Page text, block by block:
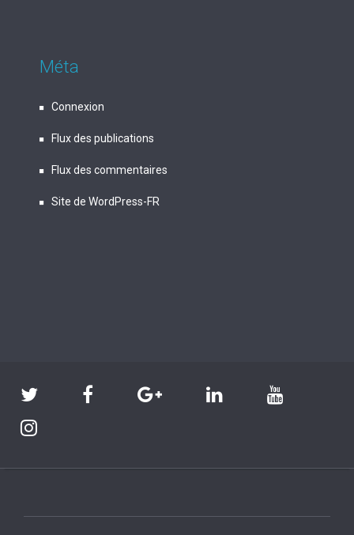
Méta
Connexion
Flux des publications
Flux des commentaires
Site de WordPress-FR